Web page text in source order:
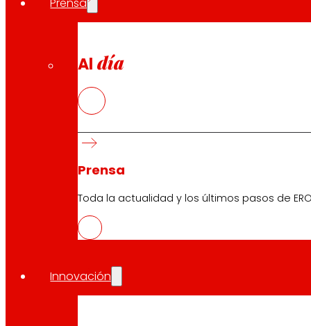
Al día
Prensa
Toda la actualidad y los últimos pasos de
Innovación